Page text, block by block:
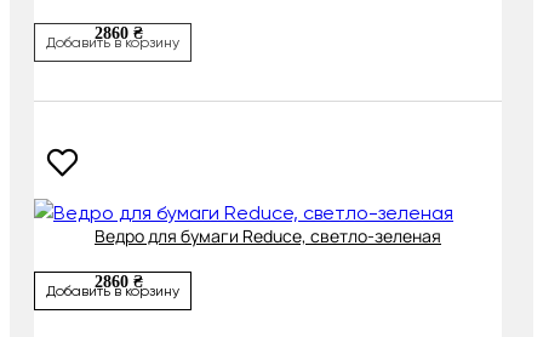
2860 ₴
Добавить в корзину
Ведро для бумаги Reduce, светло-зеленая
2860 ₴
Добавить в корзину